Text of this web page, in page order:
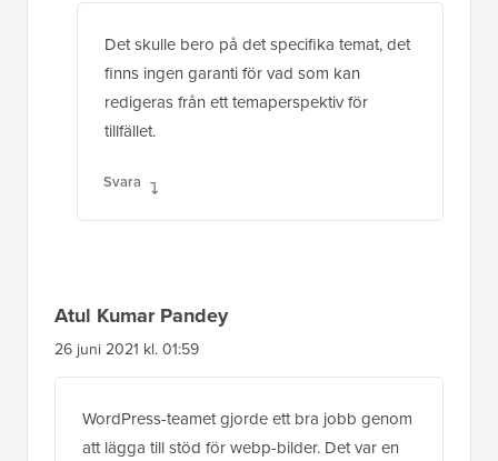
Det skulle bero på det specifika temat, det
finns ingen garanti för vad som kan
redigeras från ett temaperspektiv för
tillfället.
Svara
Atul Kumar Pandey
26 juni 2021 kl. 01:59
WordPress-teamet gjorde ett bra jobb genom
att lägga till stöd för webp-bilder. Det var en